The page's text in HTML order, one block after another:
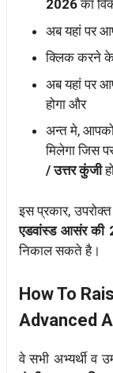
2026का
अब यहां पर
क्लिक करने
अब यहां पर
होगा और
अन्त मे,
मिलेगा जिस
/ उत्तर कुंजी
इस प्रकार,
एडवांस्ड आसंर
निकाल सकते है।
How To
Advanced
वे सभी अभ्यर्थी व